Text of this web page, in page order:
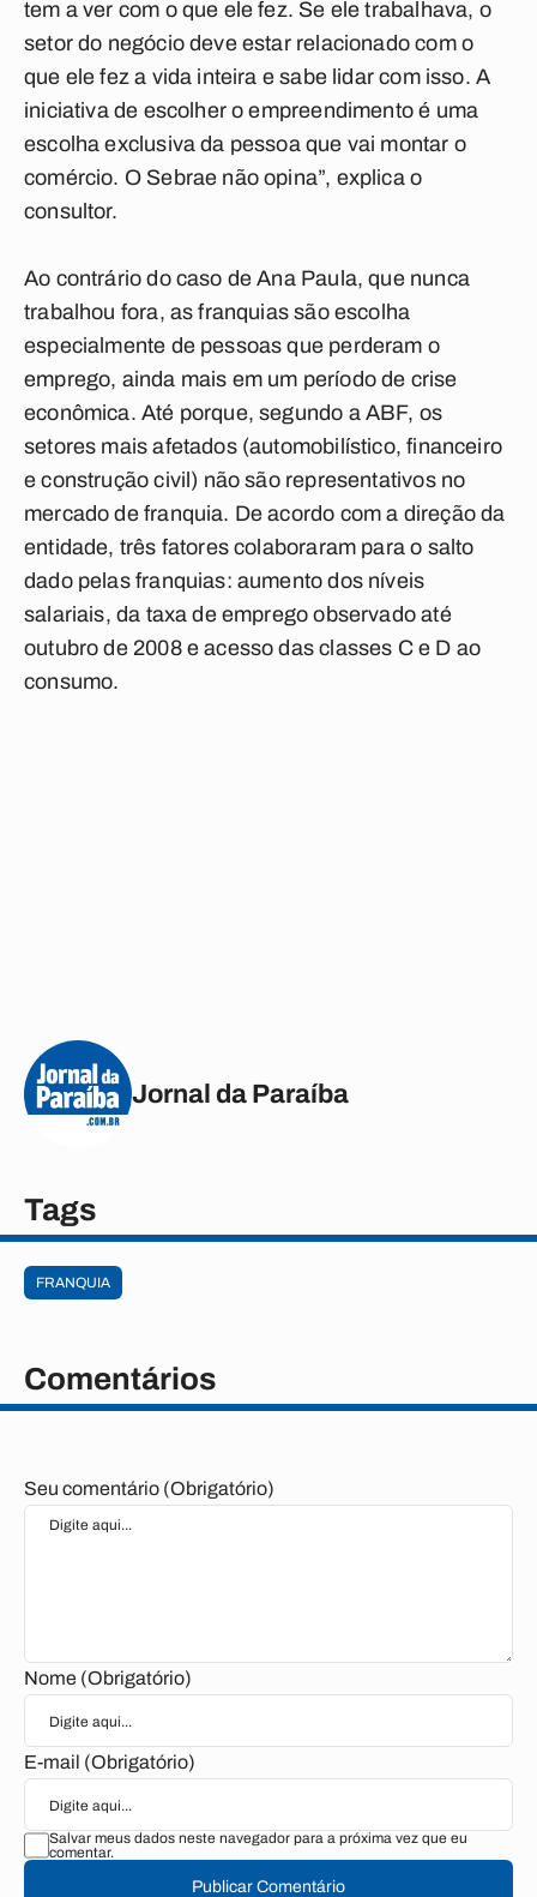
tem a ver com o que ele fez. Se ele trabalhava, o
setor do negócio deve estar relacionado com o
que ele fez a vida inteira e sabe lidar com isso. A
iniciativa de escolher o empreendimento é uma
escolha exclusiva da pessoa que vai montar o
comércio. O Sebrae não opina”, explica o
consultor.
Ao contrário do caso de Ana Paula, que nunca
trabalhou fora, as franquias são escolha
especialmente de pessoas que perderam o
emprego, ainda mais em um período de crise
econômica. Até porque, segundo a ABF, os
setores mais afetados (automobilístico, financeiro
e construção civil) não são representativos no
mercado de franquia. De acordo com a direção da
entidade, três fatores colaboraram para o salto
dado pelas franquias: aumento dos níveis
salariais, da taxa de emprego observado até
outubro de 2008 e acesso das classes C e D ao
consumo.
Jornal da Paraíba
Tags
FRANQUIA
Comentários
Seu comentário (Obrigatório)
Nome (Obrigatório)
E-mail (Obrigatório)
Salvar meus dados neste navegador para a próxima vez que eu
comentar.
Publicar Comentário